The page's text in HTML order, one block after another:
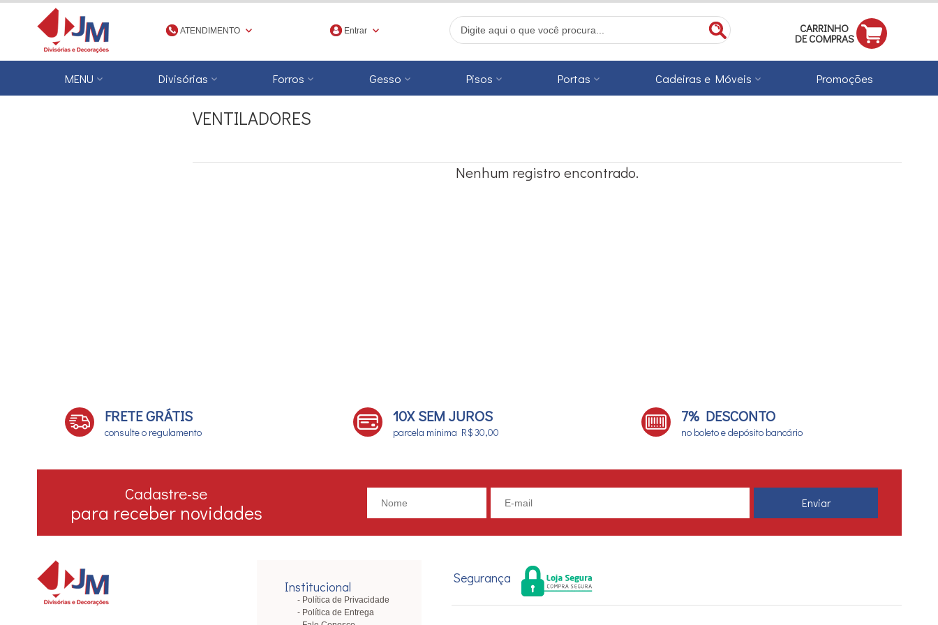
ATENDIMENTO
(48) 3623-1777
4836231777
Entrar CARRINHO
DE COMPRAS
MENU Divisórias Forros Gesso Pisos Portas Cadeiras e Móveis Promoções
VENTILADORES
Nenhum registro encontrado.
FRETE GRÁTIS
consulte o regulamento
10X SEM JUROS
parcela mínima R$ 30,00
7% DESCONTO
no boleto e depósito bancário
Cadastre-se
para receber novidades
Institucional
Política de Privacidade
Política de Entrega
Segurança